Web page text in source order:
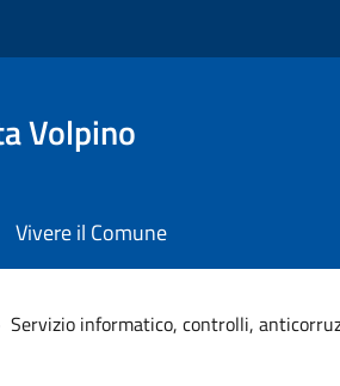
Volpino
Vivere il Comune
Servizio informatico, controlli,